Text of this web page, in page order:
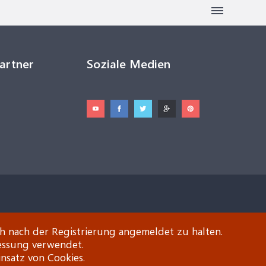
Soziale Medien
nach der Registrierung angemeldet zu halten.
verwendet.
von Cookies.